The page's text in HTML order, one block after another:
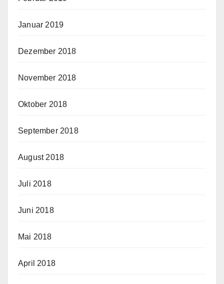
Januar 2019
Dezember 2018
November 2018
Oktober 2018
September 2018
August 2018
Juli 2018
Juni 2018
Mai 2018
April 2018